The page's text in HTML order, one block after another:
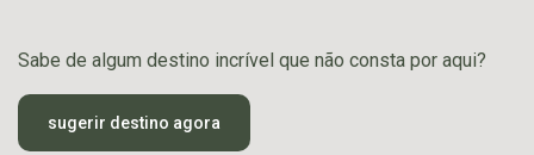
Sabe de algum destino incrível que não consta por aqui?
sugerir destino agora